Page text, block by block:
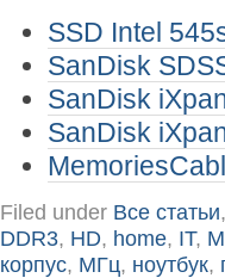
SSD Intel
SanDisk
SanDisk
SanDisk
Filed under Все статьи
DDR3, HD, home, IT,
корпус, МГц, ноутбук,